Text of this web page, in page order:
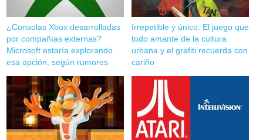
¿Consolas Xbox desarrolladas
por compañías externas?
Microsoft estaría explorando
esa opción, según rumores
Irrepetible y único: El juego que
todo amante de la cultura
urbana y el grafiti recuerda con
cariño